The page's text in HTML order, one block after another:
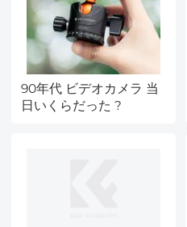
90年代 ビデオカメラ 当
日いくらだった ?